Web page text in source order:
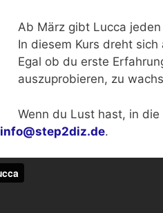
Ab März gibt Lucca jeden
In diesem Kurs dreht
Egal ob du erste
auszuprobieren, zu
Wenn du Lust hast, in
info@step2diz.de.